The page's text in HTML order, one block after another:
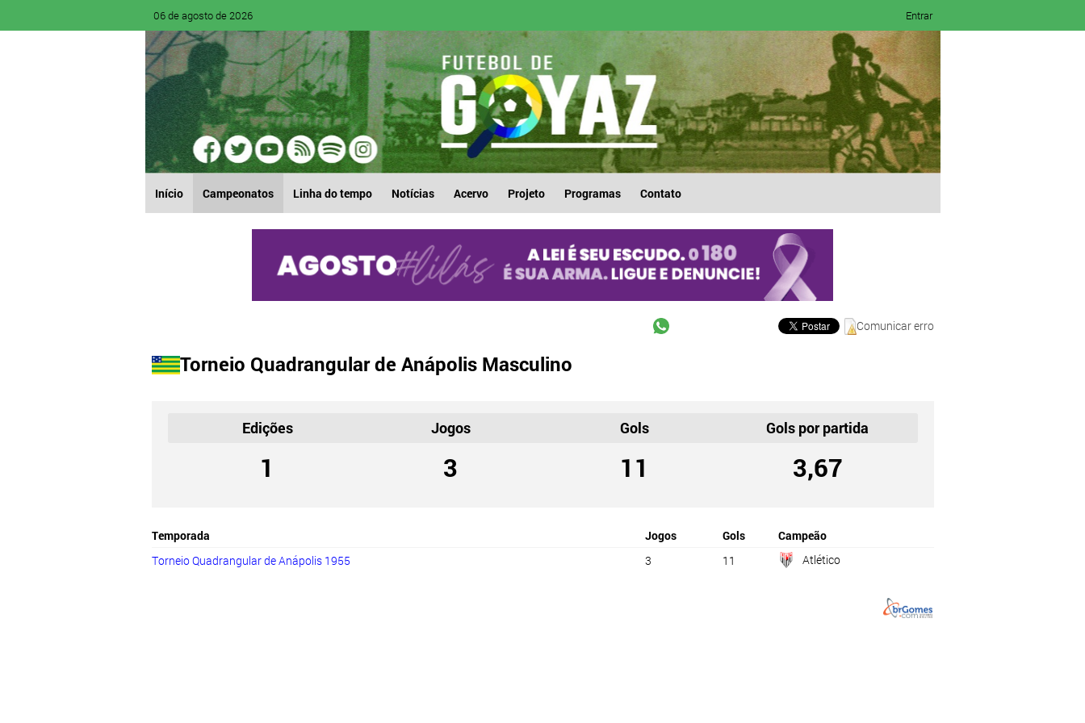
06 de agosto de 2026 Entrar
Início Campeonatos Linha do tempo Notícias Acervo Projeto Programas Contato
Comunicar erro
Torneio Quadrangular de Anápolis Masculino
Edições Jogos Gols Gols por partida
1 3 11 3,67
Temporada Jogos Gols
Campeão
Torneio Quadrangular de Anápolis 1955
3 11 Atlético